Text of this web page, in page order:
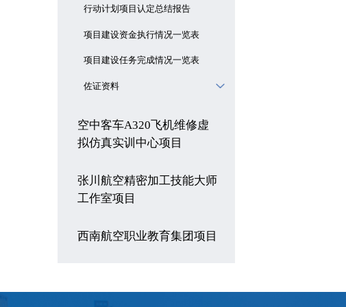
行动计划项目认定总结报告
项目建设资金执行情况一览表
项目建设任务完成情况一览表
佐证资料
空中客车A320飞机维修虚
拟仿真实训中心项目
张川航空精密加工技能大师
工作室项目
西南航空职业教育集团项目